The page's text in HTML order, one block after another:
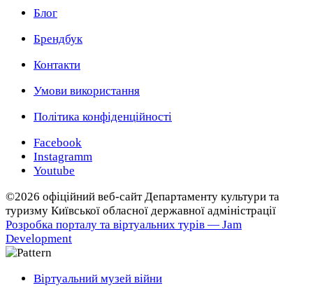
Блог
Брендбук
Контакти
Умови використання
Політика конфіденційності
Facebook
Instagramm
Youtube
©2026 офіційний веб-сайт Департаменту культури та
туризму Київської обласної державної адміністрації
Розробка порталу та віртуальних турів — Jam
Development
Віртуальний музей війни